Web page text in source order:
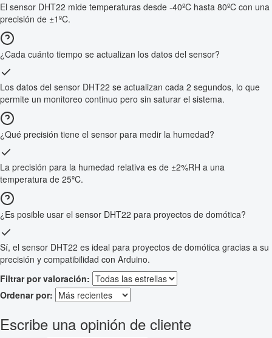
El sensor DHT22 mide temperaturas desde -40ºC hasta 80ºC con una
precisión de ±1ºC.
¿Cada cuánto tiempo se actualizan los datos del sensor?
Los datos del sensor DHT22 se actualizan cada 2 segundos, lo que
permite un monitoreo continuo pero sin saturar el sistema.
¿Qué precisión tiene el sensor para medir la humedad?
La precisión para la humedad relativa es de ±2%RH a una
temperatura de 25ºC.
¿Es posible usar el sensor DHT22 para proyectos de domótica?
Sí, el sensor DHT22 es ideal para proyectos de domótica gracias a su
precisión y compatibilidad con Arduino.
Filtrar por valoración:
Ordenar por:
Escribe una opinión de cliente